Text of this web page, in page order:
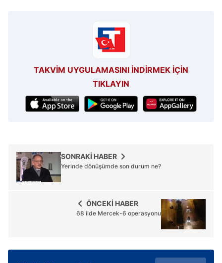
TAKVİM UYGULAMASINI İNDİRMEK İÇİN
TIKLAYIN
SONRAKİ HABER
Yerinde dönüşümde son durum ne?
ÖNCEKİ HABER
68 ilde Mercek-6 operasyonu